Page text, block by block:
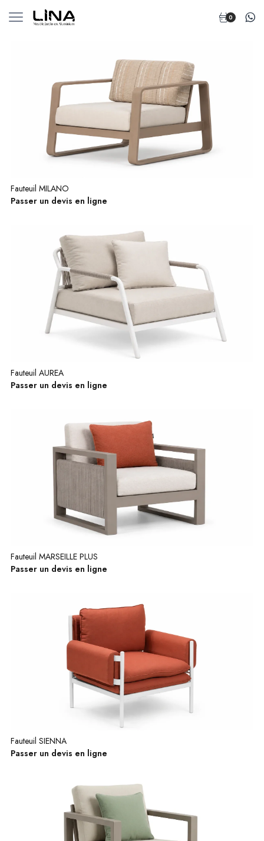
0
Fauteuil MILANO
Passer un devis en ligne
Fauteuil AUREA
Passer un devis en ligne
Fauteuil MARSEILLE PLUS
Passer un devis en ligne
Fauteuil SIENNA
Passer un devis en ligne